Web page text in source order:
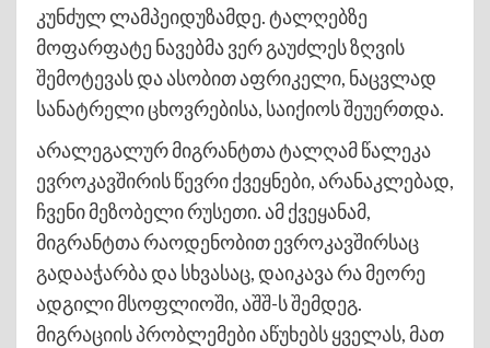
კუნძულ ლამპეიდუზამდე. ტალღებზე
მოფარფატე ნავებმა ვერ გაუძლეს ზღვის
შემოტევას და ასობით აფრიკელი, ნაცვლად
სანატრელი ცხოვრებისა, საიქიოს შეუერთდა.
არალეგალურ მიგრანტთა ტალღამ წალეკა
ევროკავშირის წევრი ქვეყნები, არანაკლებად,
ჩვენი მეზობელი რუსეთი. ამ ქვეყანამ,
მიგრანტთა რაოდენობით ევროკავშირსაც
გადააჭარბა და სხვასაც, დაიკავა რა მეორე
ადგილი მსოფლიოში, აშშ-ს შემდეგ.
მიგრაციის პრობლემები აწუხებს ყველას, მათ